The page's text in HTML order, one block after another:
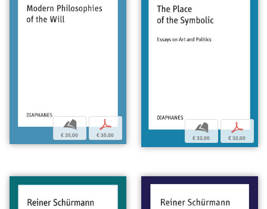
b
€ 35,00
p
€ 35,00
b
€ 32,00
p
€ 32,00